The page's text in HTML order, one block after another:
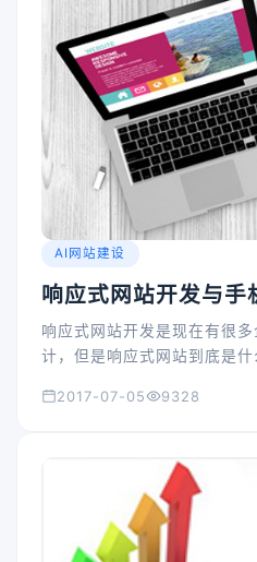
AI网站建设
响应式网站开发与手
响应式网站开发是现在有很
计，但是响应式网站到底是什
2017-07-05 9328